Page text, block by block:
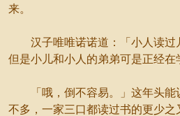
来。
汉子唯唯诺诺道：「小人读过
但是小儿和小人的弟弟可是正经在
「哦，倒不容易。」这年头能
不多，一家三口都读过书的更少之